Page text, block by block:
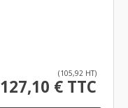
(105,92 HT)
127,10 € TTC